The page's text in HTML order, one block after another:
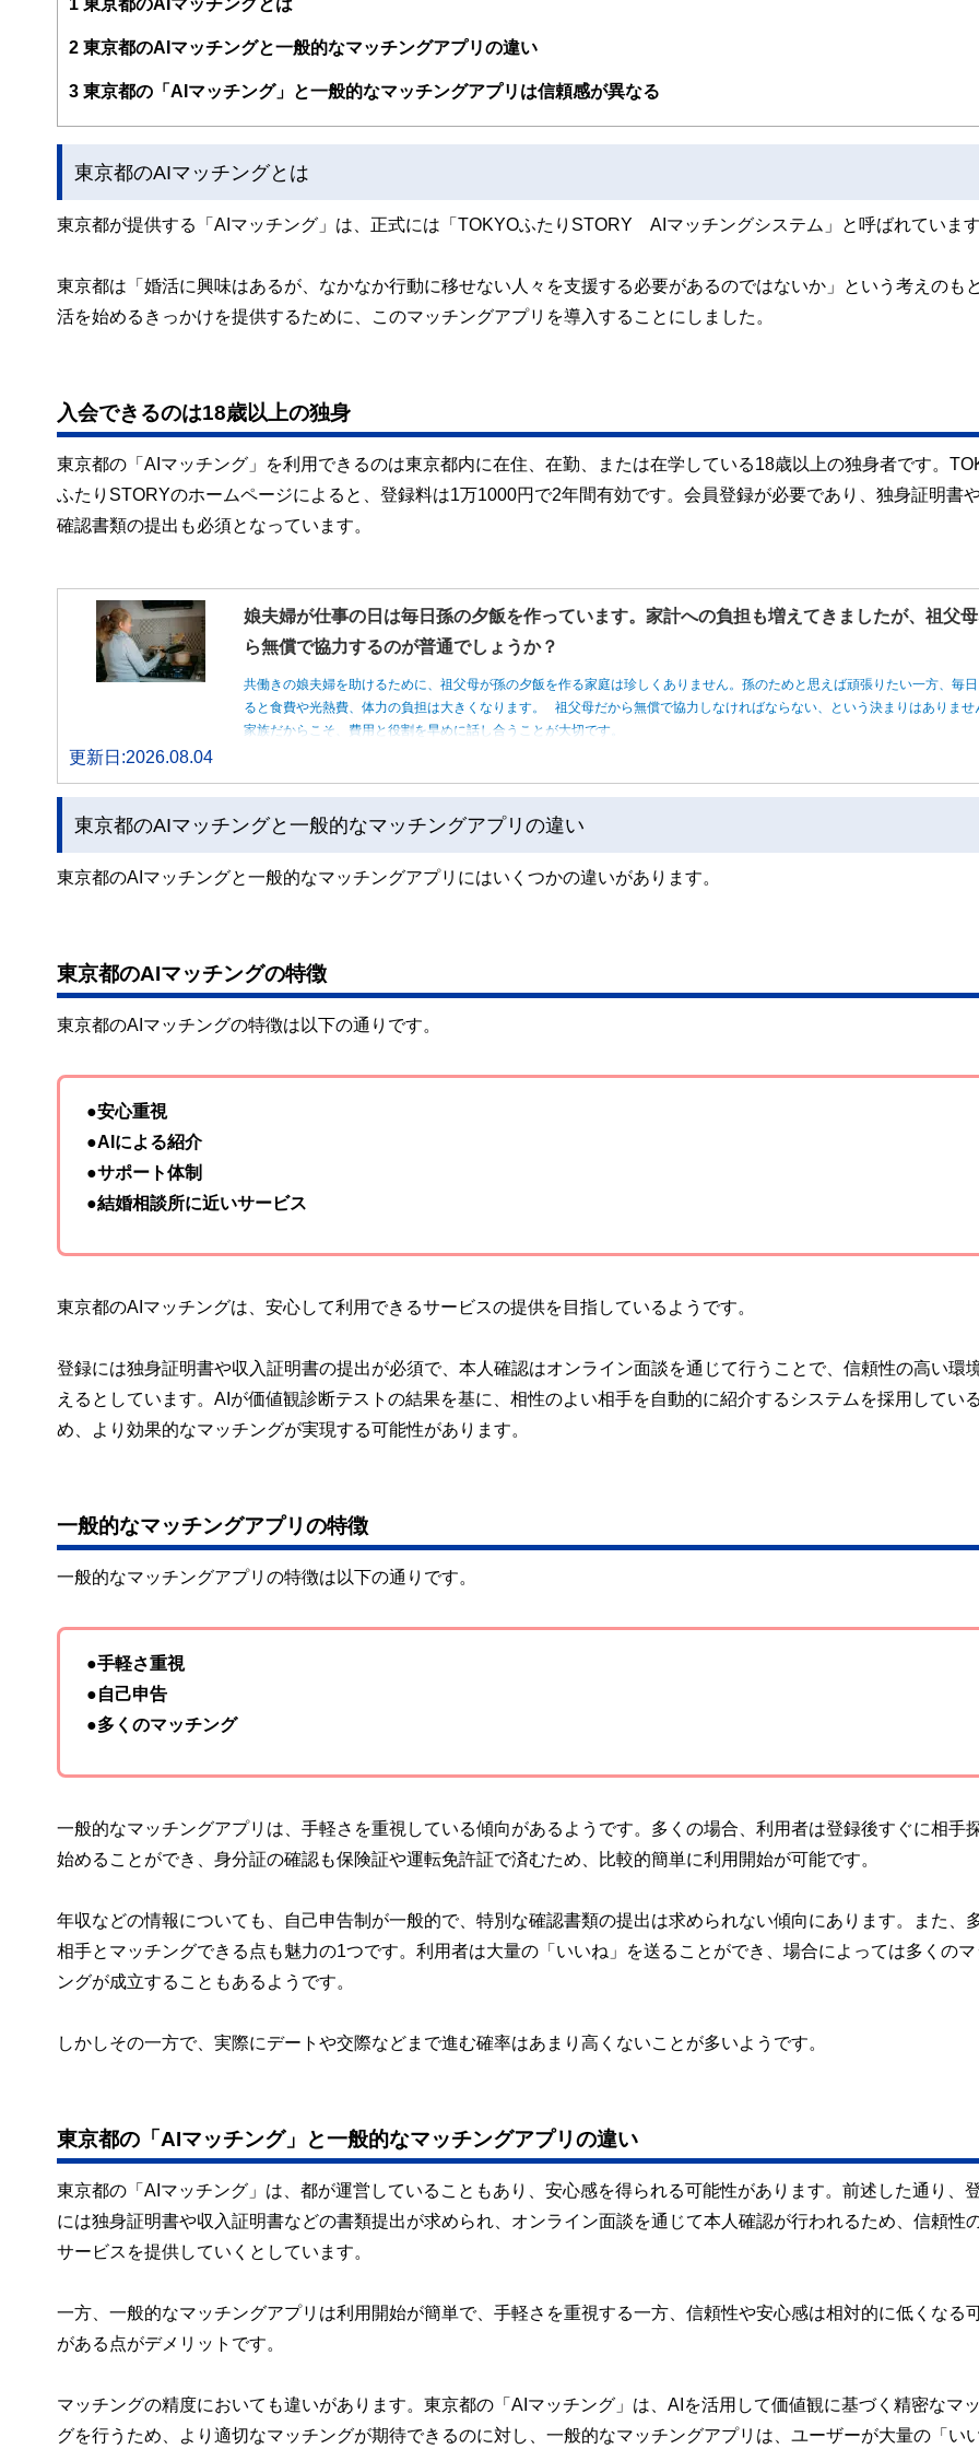
FinancialFieldの特徴は、ファイナンシャルプランナー、弁護士、税理士、宅地建物取引士、相続診断士、住宅ローンアドバイザー、DCプラン
ー、公認会計士、社会保険労務士、行政書士、投資アナリスト、キャリアコンサルタントなど150名以上の有資格者を執筆者・監修者として迎
私たちは、快適でより良い生活のアイデアを提供するお金のコンシェルジュを目指します。
2 東京都のAIマッチングと一般的なマッチングアプリの違い
3 東京都の「AIマッチング」と一般的なマッチングアプリは信頼感が異なる
東京都のAIマッチングとは
東京都が提供する「AIマッチング」は、正式には「TOKYOふたりSTORY AIマッチングシステム」と呼ばれています
東京都は「婚活に興味はあるが、なかなか行動に移せない人々を支援する必要があるのではないか」という考えのも
活を始めるきっかけを提供するために、このマッチングアプリを導入することにしました。
入会できるのは18歳以上の独身
東京都の「AIマッチング」を利用できるのは東京都内に在住、在勤、または在学している18歳以上の独身者です。
ふたりSTORYのホームページによると、登録料は1万1000円で2年間有効です。会員登録が必要であり、独身証明書
確認書類の提出も必須となっています。
娘夫婦が仕事の日は毎日孫の夕飯を作っています。家計への負担も増えてきましたが、祖父
ら無償で協力するのが普通でしょうか？
共働きの娘夫婦を助けるために、祖父母が孫の夕飯を作る家庭は珍しくありません。孫のためと思えば頑張りたい一方、毎日
ると食費や光熱費、体力の負担は大きくなります。 祖父母だから無償で協力しなければならない、という決まりはありませ
家族だからこそ、費用と役割を早めに話し合うことが大切です。
更新日:2026.08.04
東京都のAIマッチングと一般的なマッチングアプリの違い
東京都のAIマッチングと一般的なマッチングアプリにはいくつかの違いがあります。
東京都のAIマッチングの特徴
東京都のAIマッチングの特徴は以下の通りです。
●安心重視
●AIによる紹介
●サポート体制
●結婚相談所に近いサービス
東京都のAIマッチングは、安心して利用できるサービスの提供を目指しているようです。
登録には独身証明書や収入証明書の提出が必須で、本人確認はオンライン面談を通じて行うことで、信頼性の高い環
えるとしています。AIが価値観診断テストの結果を基に、相性のよい相手を自動的に紹介するシステムを採用してい
め、より効果的なマッチングが実現する可能性があります。
一般的なマッチングアプリの特徴
一般的なマッチングアプリの特徴は以下の通りです。
●手軽さ重視
●自己申告
●多くのマッチング
一般的なマッチングアプリは、手軽さを重視している傾向があるようです。多くの場合、利用者は登録後すぐに相手
始めることができ、身分証の確認も保険証や運転免許証で済むため、比較的簡単に利用開始が可能です。
年収などの情報についても、自己申告制が一般的で、特別な確認書類の提出は求められない傾向にあります。また、
相手とマッチングできる点も魅力の1つです。利用者は大量の「いいね」を送ることができ、場合によっては多くのマ
ングが成立することもあるようです。
しかしその一方で、実際にデートや交際などまで進む確率はあまり高くないことが多いようです。
東京都の「AIマッチング」と一般的なマッチングアプリの違い
東京都の「AIマッチング」は、都が運営していることもあり、安心感を得られる可能性があります。前述した通り、
には独身証明書や収入証明書などの書類提出が求められ、オンライン面談を通じて本人確認が行われるため、信頼性
サービスを提供していくとしています。
一方、一般的なマッチングアプリは利用開始が簡単で、手軽さを重視する一方、信頼性や安心感は相対的に低くなる
がある点がデメリットです。
マッチングの精度においても違いがあります。東京都の「AIマッチング」は、AIを活用して価値観に基づく精密なマ
グを行うため、より適切なマッチングが期待できるのに対し、一般的なマッチングアプリは、ユーザーが大量の「いい